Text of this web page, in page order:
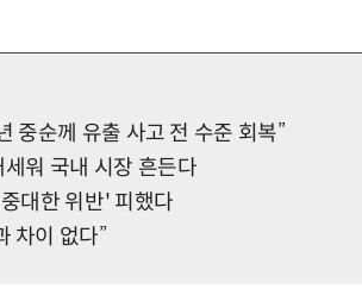
순께 유출 사고 전 수준 회복”
워 국내 시장 흔든다
대한 위반' 피했다
차이 없다”